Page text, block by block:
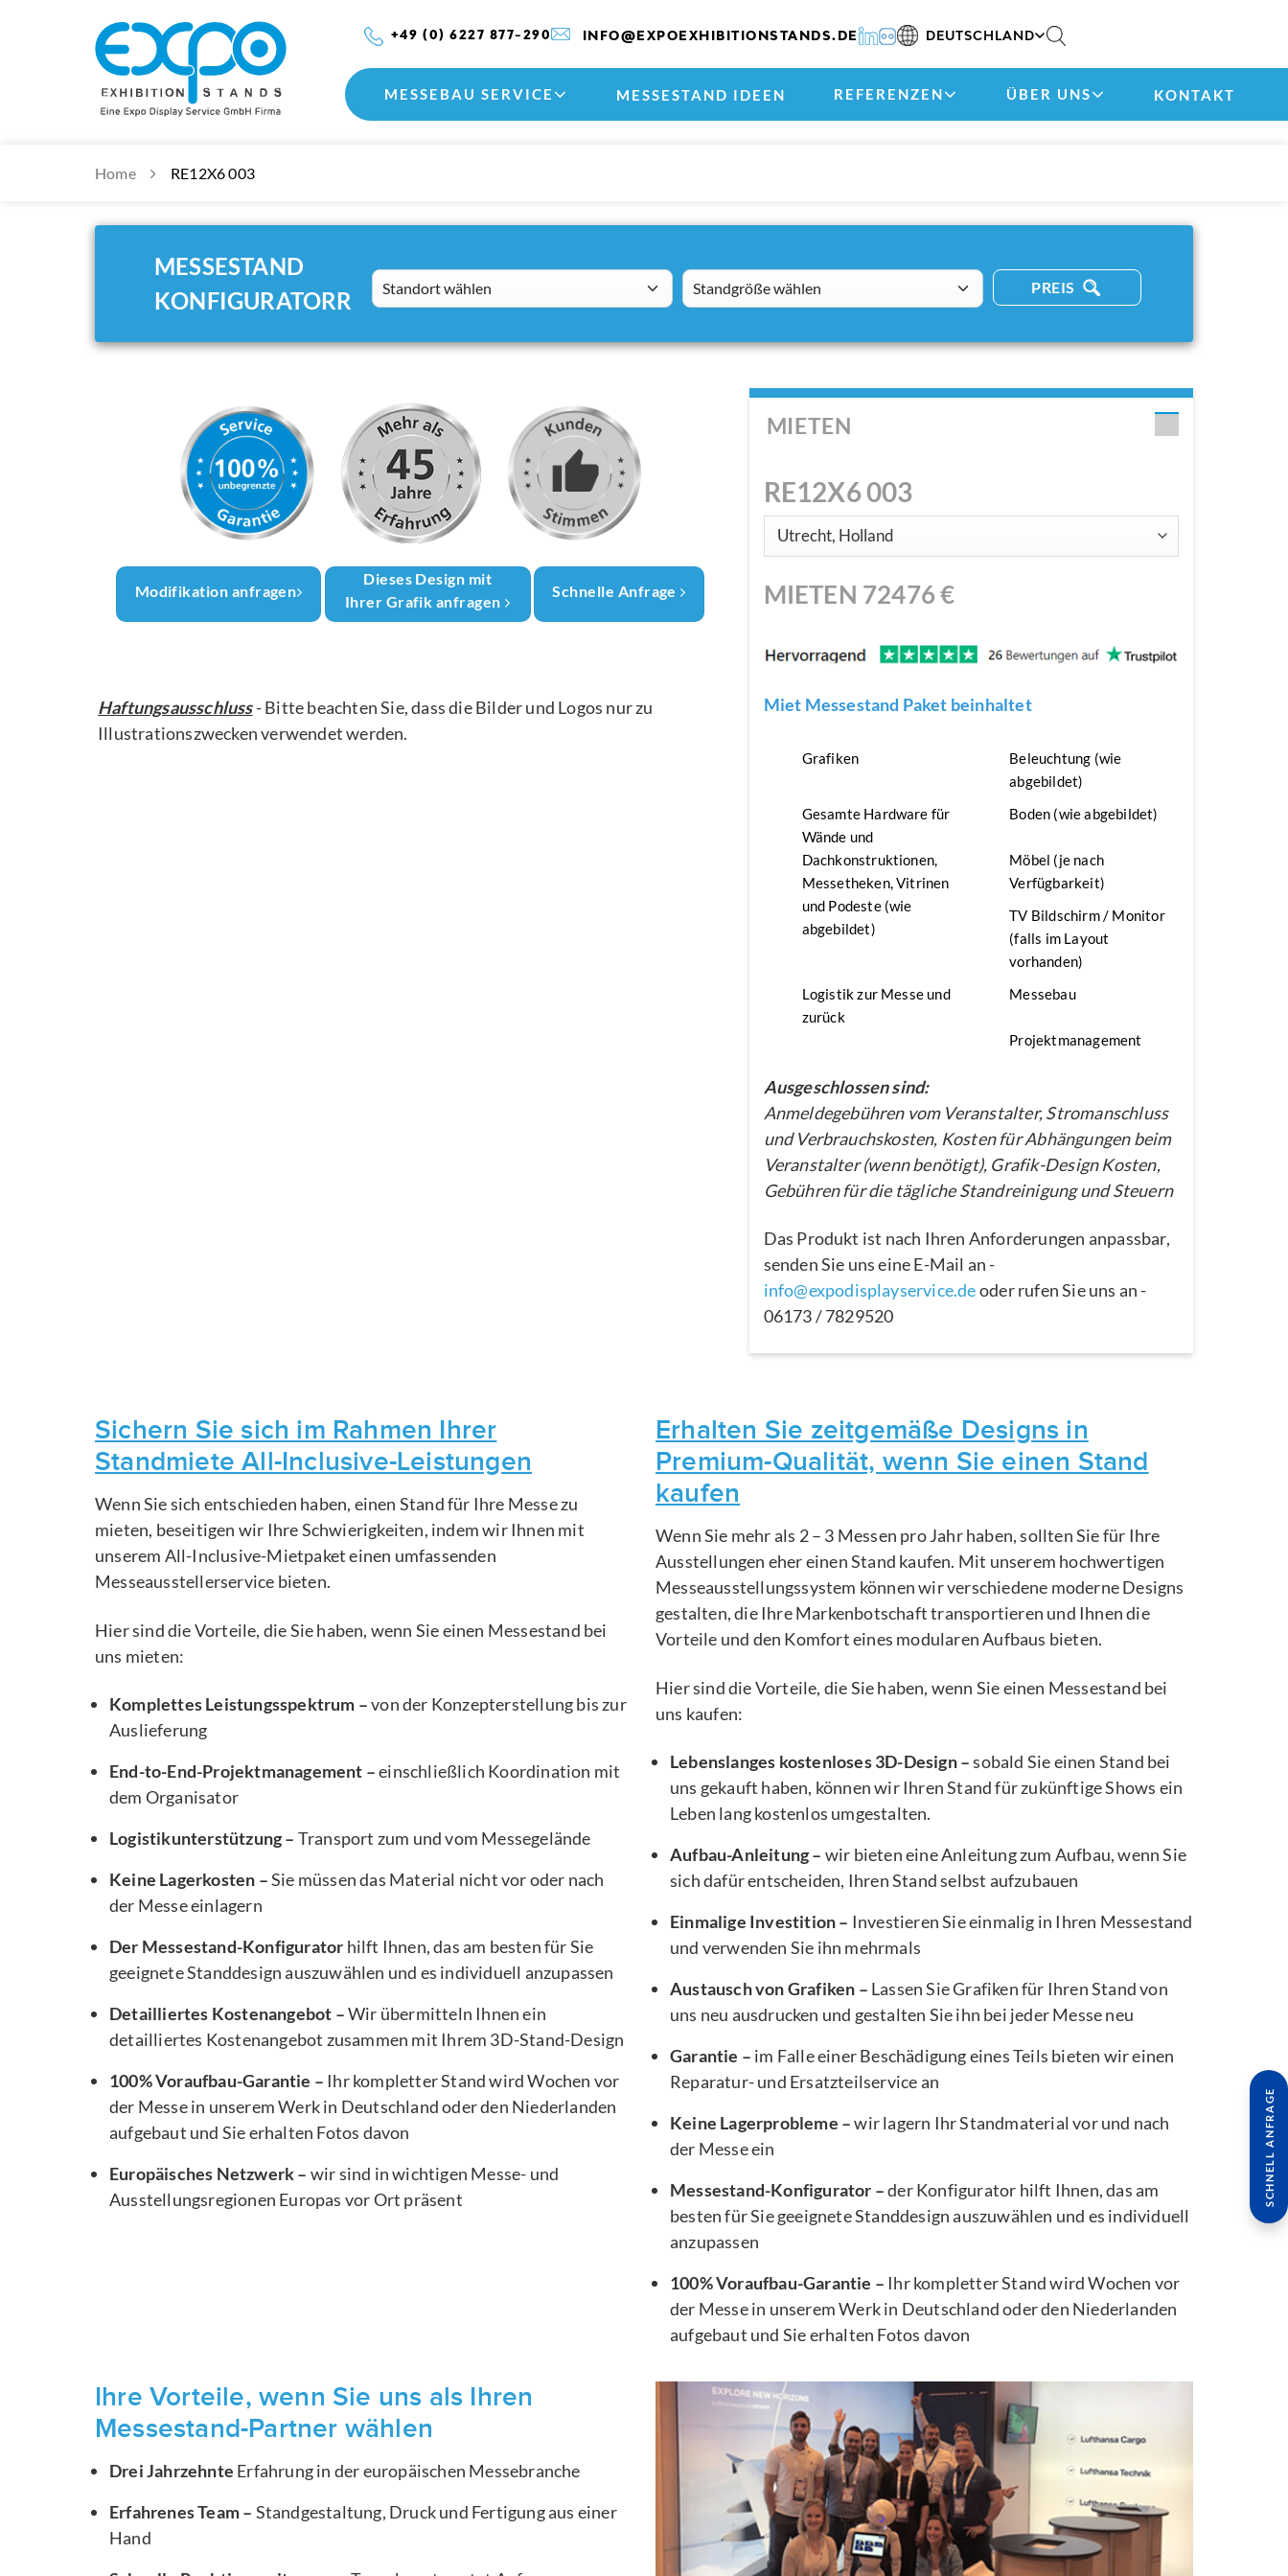
+49 (0) 6227 877-290 INFO@EXPOEXHIBITIONSTANDS.DE DEUTSCHLAND
MESSEBAU SERVICE MESSESTAND IDEEN REFERENZEN ÜBER UNS KONTAKT
Home RE12X6 003
MESSESTAND
KONFIGURATORR
Standort wählen standsizes PREIS
Modifikation anfragen
Dieses Design mit
Ihrer Grafik anfragen
Schnelle Anfrage
Haftungsausschluss- Bitte beachten Sie, dass die Bilder und Logos nur zu
Illustrationszwecken verwendet werden.
MIETEN
RE12X6 003
MIETEN 72476€
Miet Messestand Paket beinhaltet
Grafiken
Beleuchtung (wie
abgebildet)
Gesamte Hardware für
Wände und
Dachkonstruktionen,
Messetheken, Vitrinen
und Podeste (wie
abgebildet)
Boden (wie abgebildet)
Möbel (je nach
Verfügbarkeit)
TV Bildschirm / Monitor
(falls im Layout
vorhanden)
Logistik zur Messe und
zurück
Messebau
Projektmanagement
Ausgeschlossen sind:
Anmeldegebühren vom Veranstalter, Stromanschluss
und Verbrauchskosten, Kosten für Abhängungen beim
Veranstalter (wenn benötigt), Grafik-Design Kosten,
Gebühren für die tägliche Standreinigung und Steuern
Das Produkt ist nach Ihren Anforderungen anpassbar,
senden Sie uns eine E-Mail an -
info@expodisplayservice.deoder rufen Sie uns an -
06173 / 7829520
Sichern Sie sich im Rahmen Ihrer
Standmiete All-Inclusive-Leistungen
Wenn Sie sich entschieden haben, einen Stand für Ihre Messe zu
mieten, beseitigen wir Ihre Schwierigkeiten, indem wir Ihnen mit
unserem All-Inclusive-Mietpaket einen umfassenden
Messeausstellerservice bieten.
Hier sind die Vorteile, die Sie haben, wenn Sie einen Messestand bei
uns mieten:
Komplettes Leistungsspektrum –von der Konzepterstellung bis zur
Auslieferung
End-to-End-Projektmanagement –einschließlich Koordination mit
dem Organisator
Logistikunterstützung – Transport zum und vom Messegelände
Keine Lagerkosten –Sie müssen das Material nicht vor oder nach
der Messe einlagern
Der Messestand-Konfigurator hilft Ihnen, das am besten für Sie
geeignete Standdesign auszuwählen und es individuell anzupassen
Detailliertes Kostenangebot –Wir übermitteln Ihnen ein
detailliertes Kostenangebot zusammen mit Ihrem 3D-Stand-Design
100% Voraufbau-Garantie – Ihr kompletter Stand wird Wochen vor
der Messe in unserem Werk in Deutschland oder den Niederlanden
aufgebaut und Sie erhalten Fotos davon
Europäisches Netzwerk – wir sind in wichtigen Messe- und
Ausstellungsregionen Europas vor Ort präsent
Erhalten Sie zeitgemäße Designs in
Premium-Qualität, wenn Sie einen Stand
kaufen
Wenn Sie mehr als 2 – 3 Messen pro Jahr haben, sollten Sie für Ihre
Ausstellungen eher einen Stand kaufen. Mit unserem hochwertigen
Messeausstellungssystem können wir verschiedene moderne Designs
gestalten, die Ihre Markenbotschaft transportieren und Ihnen die
Vorteile und den Komfort eines modularen Aufbaus bieten.
Hier sind die Vorteile, die Sie haben, wenn Sie einen Messestand bei
uns kaufen:
Lebenslanges kostenloses 3D-Design –sobald Sie einen Stand bei
uns gekauft haben, können wir Ihren Stand für zukünftige Shows ein
Leben lang kostenlos umgestalten.
Aufbau-Anleitung – wir bieten eine Anleitung zum Aufbau, wenn Sie
sich dafür entscheiden, Ihren Stand selbst aufzubauen
Einmalige Investition – Investieren Sie einmalig in Ihren Messestand
und verwenden Sie ihn mehrmals
Austausch von Grafiken – Lassen Sie Grafiken für Ihren Stand von
uns neu ausdrucken und gestalten Sie ihn bei jeder Messe neu
Garantie – im Falle einer Beschädigung eines Teils bieten wir einen
Reparatur- und Ersatzteilservice an
Keine Lagerprobleme –wir lagern Ihr Standmaterial vor und nach
der Messe ein
Messestand-Konfigurator –der Konfigurator hilft Ihnen, das am
besten für Sie geeignete Standdesign auszuwählen und es individuell
anzupassen
100% Voraufbau-Garantie – Ihr kompletter Stand wird Wochen vor
der Messe in unserem Werk in Deutschland oder den Niederlanden
aufgebaut und Sie erhalten Fotos davon
Ihre Vorteile, wenn Sie uns als Ihren
Messestand-Partner wählen
Drei Jahrzehnte Erfahrung in der europäischen Messebranche
Erfahrenes Team – Standgestaltung, Druck und Fertigung aus einer
Hand
SCHNELL ANFRAGE